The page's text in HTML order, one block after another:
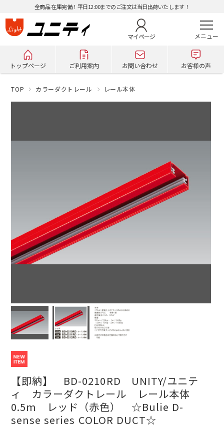
全商品 在庫完備！平日12:00までのご注文は当日出荷いたします！
マイページ
トップページ ご利用案内 お問い合わせ お客様の声
TOP カラーダクトレール レール本体
【即納】 BD-0210RD UNITY/ユニテ
ィ カラーダクトレール レール本体
0.5m レッド（赤色） ☆Bulie D-
sense series COLOR DUCT☆